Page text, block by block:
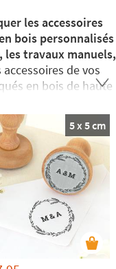
les accessoires
bois personnalisés
les travaux manuels,
accessoires de vos
en bois de haute
5 x 5 cm